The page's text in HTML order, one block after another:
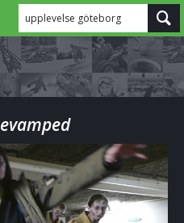
upplevelse göteborg